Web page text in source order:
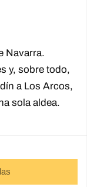
Navarra.
y, sobre todo,
a Los Arcos,
sola aldea.